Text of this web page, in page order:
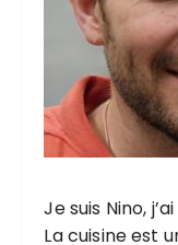
Je suis Nino,
La cuisine est